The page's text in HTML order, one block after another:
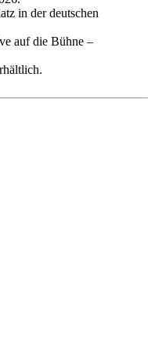
in der deutschen
auf die Bühne –